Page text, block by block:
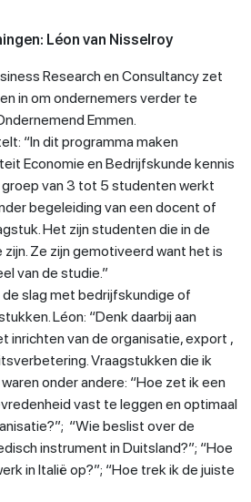
Léon van Nisselroy
Research en Consultancy zet
in om ondernemers verder te
Emmen.
“In dit programma maken
Economie en Bedrijfskunde kennis
groep van 3 tot 5 studenten werkt
begeleiding van een docent of
Het zijn studenten die in de
Ze zijn gemotiveerd want het is
van de studie.”
slag met bedrijfskundige of
Léon: “Denk daarbij aan
inrichten van de organisatie, export ,
Vraagstukken die ik
onder andere: “Hoe zet ik een
vast te leggen en optimaal
“Wie beslist over de
instrument in Duitsland?”; “Hoe
in Italië op?”; “Hoe trek ik de juiste